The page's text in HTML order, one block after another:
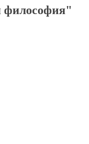
философия"